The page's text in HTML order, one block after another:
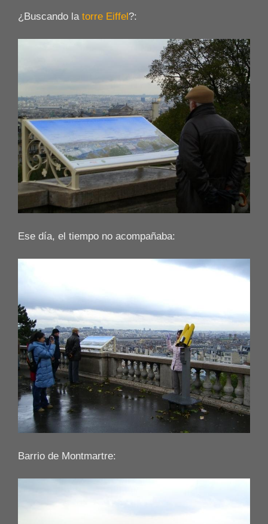
¿Buscando la torre Eiffel?:
Ese día, el tiempo no acompañaba:
Barrio de Montmartre: